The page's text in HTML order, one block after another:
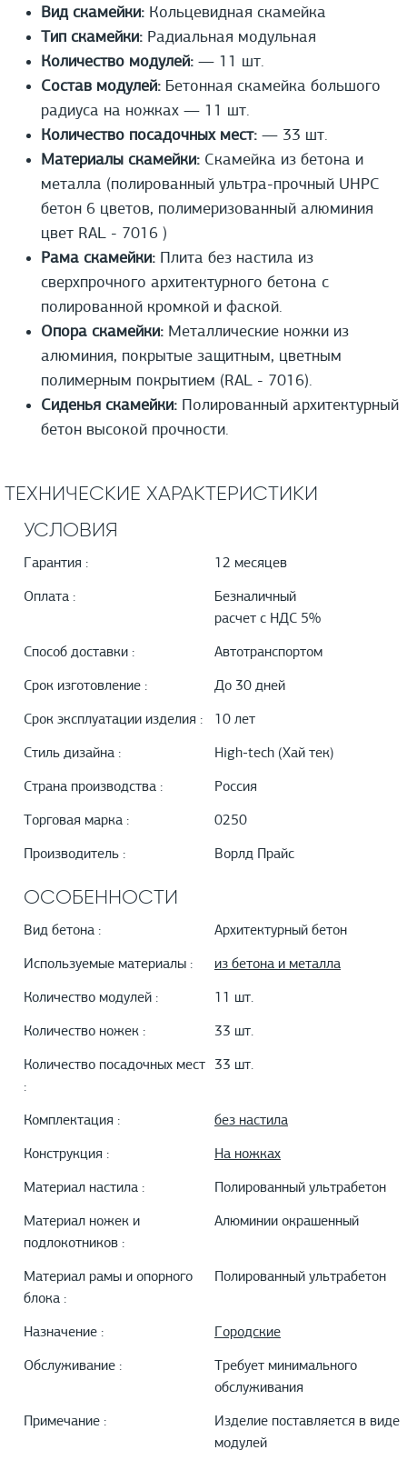
Вид скамейки: Кольцевидная скамейка
Тип скамейки: Радиальная модульная
Количество модулей: — 11 шт.
Состав модулей: Бетонная скамейка большого
радиуса на ножках — 11 шт.
Количество посадочных мест: — 33 шт.
Материалы скамейки: Cкамейка из бетона и
металла (полированный ультра-прочный UHPС
бетон 6 цветов, полимеризованный алюминия
цвет RAL - 7016 )
Рама скамейки: Плита без настила из
сверхпрочного архитектурного бетона с
полированной кромкой и фаской.
Опора скамейки: Металлические ножки из
алюминия, покрытые защитным, цветным
полимерным покрытием (RAL - 7016).
Сиденья скамейки: Полированный архитектурный
бетон высокой прочности.
ТЕХНИЧЕСКИЕ ХАРАКТЕРИСТИКИ
УСЛОВИЯ
Гарантия : 12 месяцев
Оплата :
Безналичный
расчет с НДС 5%
Способ доставки : Автотранспортом
Срок изготовление : До 30 дней
Срок эксплуатации изделия : 10 лет
Стиль дизайна : High-tech (Хай тек)
Страна производства : Россия
Торговая марка : 0250
Производитель : Ворлд Прайс
ОСОБЕННОСТИ
Вид бетона : Архитектурный бетон
Используемые материалы : из бетона и металла
Количество модулей : 11 шт.
Количество ножек : 33 шт.
Количество посадочных мест
:
33 шт.
Комплектация : без настила
Конструкция : На ножках
Материал настила : Полированный ультрабетон
Материал ножек и
подлокотников :
Алюминии окрашенный
Материал рамы и опорного
блока :
Полированный ультрабетон
Назначение : Городские
Обслуживание :
Требует минимального
обслуживания
Примечание :
Изделие поставляется в виде
модулей